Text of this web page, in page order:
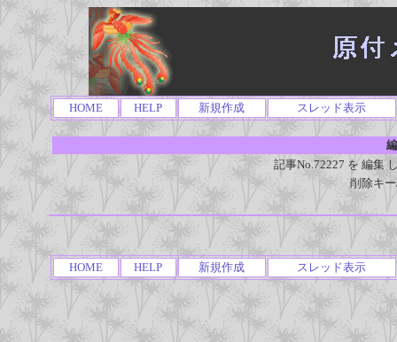
HOME HELP 新規作成 スレッド表示
記事No.72227 を 編集
削除キ
HOME HELP 新規作成 スレッド表示